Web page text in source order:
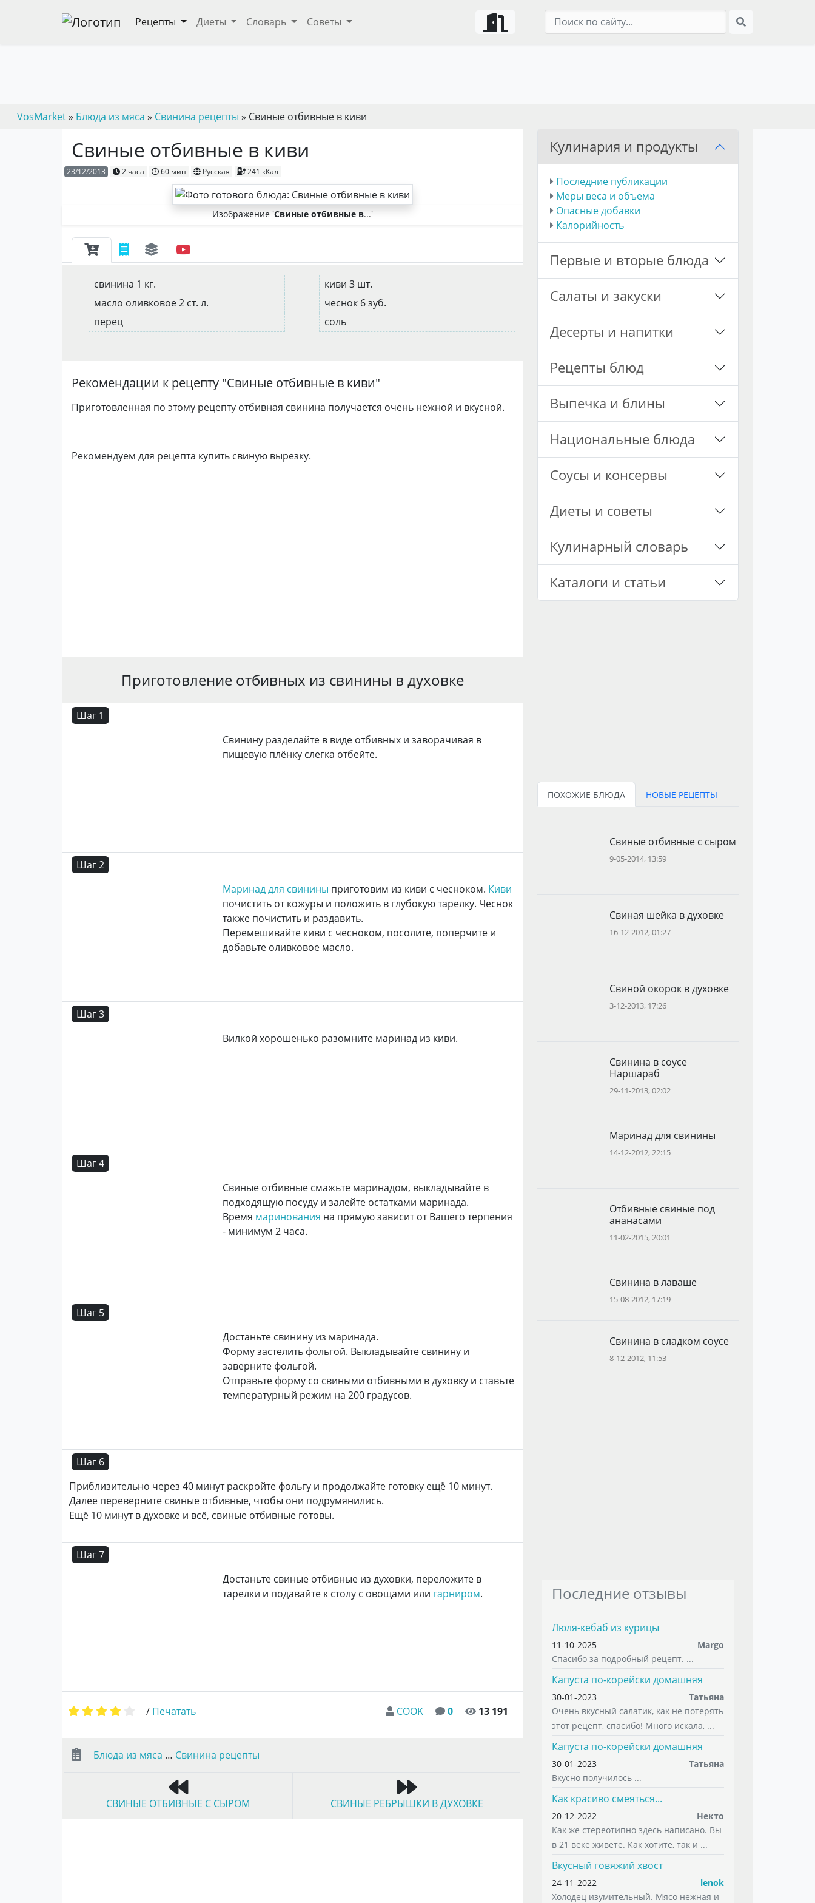
Рецепты Диеты Словарь Советы
VosMarket» Блюда из мяса » Свинина рецепты » Свиные отбивные в киви
Свиные отбивные в киви
23/12/2013 2 часа 60 мин Русская 241 кКал
Изображение 'Свиные отбивные в...'
свинина 1 кг.
масло оливковое 2 ст. л.
перец
киви 3 шт.
чеснок 6 зуб.
соль
Рекомендации к рецепту "Свиные отбивные в киви"
Приготовленная по этому рецепту отбивная свинина получается очень нежной и вкусной.
Рекомендуем для рецепта купить свиную вырезку.
Приготовление отбивных из свинины в духовке
Шаг 1
Свинину разделайте в виде отбивных и заворачивая в
пищевую плёнку слегка отбейте.
Шаг 2
Маринад для свинины приготовим из киви с чесноком. Киви
почистить от кожуры и положить в глубокую тарелку. Чеснок
также почистить и раздавить.
Перемешивайте киви с чесноком, посолите, поперчите и
добавьте оливковое масло.
Шаг 3
Вилкой хорошенько разомните маринад из киви.
Шаг 4
Свиные отбивные смажьте маринадом, выкладывайте в
подходящую посуду и залейте остатками маринада.
Время маринования на прямую зависит от Вашего терпения
- минимум 2 часа.
Шаг 5
Достаньте свинину из маринада.
Форму застелить фольгой. Выкладывайте свинину и
заверните фольгой.
Отправьте форму со свиными отбивными в духовку и ставьте
температурный режим на 200 градусов.
Шаг 6
Приблизительно через 40 минут раскройте фольгу и продолжайте готовку ещё 10 минут.
Далее переверните свиные отбивные, чтобы они подрумянились.
Ещё 10 минут в духовке и всё, свиные отбивные готовы.
Шаг 7
Достаньте свиные отбивные из духовки, переложите в
тарелки и подавайте к столу с овощами или гарниром.
COOK 0 13 191
/ Печатать
Блюда из мяса … Свинина рецепты
СВИНЫЕ ОТБИВНЫЕ С СЫРОМ СВИНЫЕ РЕБРЫШКИ В ДУХОВКЕ
Кулинария и продукты
Последние публикации
Меры веса и объема
Опасные добавки
Калорийность
Первые и вторые блюда
Салаты и закуски
Десерты и напитки
Рецепты блюд
Выпечка и блины
Национальные блюда
Соусы и консервы
Диеты и советы
Кулинарный словарь
Каталоги и статьи
ПОХОЖИЕ БЛЮДА НОВЫЕ РЕЦЕПТЫ
Свиные отбивные с сыром
9-05-2014, 13:59
Свиная шейка в духовке
16-12-2012, 01:27
Свиной окорок в духовке
3-12-2013, 17:26
Свинина в соусе
Наршараб
29-11-2013, 02:02
Маринад для свинины
14-12-2012, 22:15
Отбивные свиные под
ананасами
11-02-2015, 20:01
Свинина в лаваше
15-08-2012, 17:19
Свинина в сладком соусе
8-12-2012, 11:53
Последние отзывы
Люля-кебаб из курицы
11-10-2025
Margo
Спасибо за подробный рецепт. ...
Капуста по-корейски домашняя
30-01-2023
Татьяна
Очень вкусный салатик, как не потерять
этот рецепт, спасибо! Много искала, ...
Капуста по-корейски домашняя
30-01-2023
Татьяна
Вкусно получилось ...
Как красиво смеяться...
20-12-2022
Некто
Как же стереотипно здесь написано. Вы
в 21 веке живете. Как хотите, так и ...
Вкусный говяжий хвост
24-11-2022
lenok
Холодец изумительный. Мясо нежная и